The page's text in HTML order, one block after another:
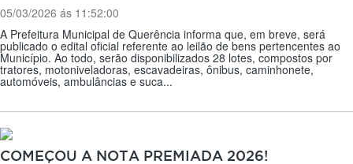
05/03/2026 ás 11:52:00
A Prefeitura Municipal de Querência informa que, em breve, será
publicado o edital oficial referente ao leilão de bens pertencentes ao
Município. Ao todo, serão disponibilizados 28 lotes, compostos por
tratores, motoniveladoras, escavadeiras, ônibus, caminhonete,
automóveis, ambulâncias e suca...
COMEÇOU A NOTA PREMIADA 2026!